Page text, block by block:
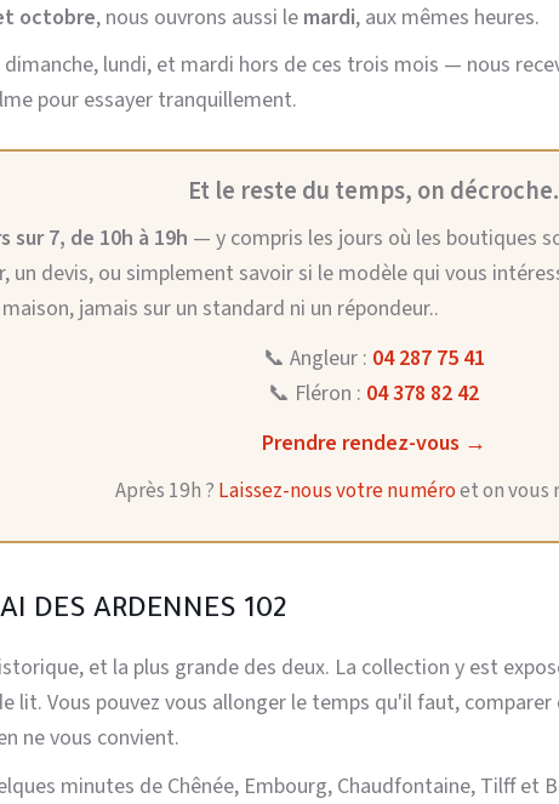
octobre, nous ouvrons aussi le mardi, aux mêmes heures.
lundi, et mardi hors de ces trois mois — nous
pour essayer tranquillement.
Et le reste du temps, on décroche.
sur 7, de 10h à 19h — y compris les jours où les boutiques
un devis, ou simplement savoir si le modèle qui vous
jamais sur un standard ni un répondeur..
📞 Angleur : 04 287 75 41
📞 Fléron : 04 378 82 42
Prendre rendez-vous →
Après 19h ? Laissez-nous votre numéroet on vous
DES ARDENNES 102
et la plus grande des deux. La collection y est
lit. Vous pouvez vous allonger le temps qu'il faut,
ne vous convient.
minutes de Chênée, Embourg, Chaudfontaine, Tilff et